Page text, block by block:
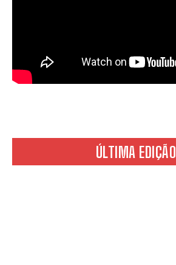
ÚLTIMA EDIÇÃO